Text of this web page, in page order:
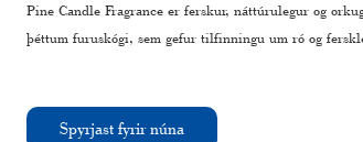
Pine Candle Fragrance er ferskur, náttúrulegur og
þéttum furuskógi, sem gefur tilfinningu um ró og
Spyrjast fyrir núna